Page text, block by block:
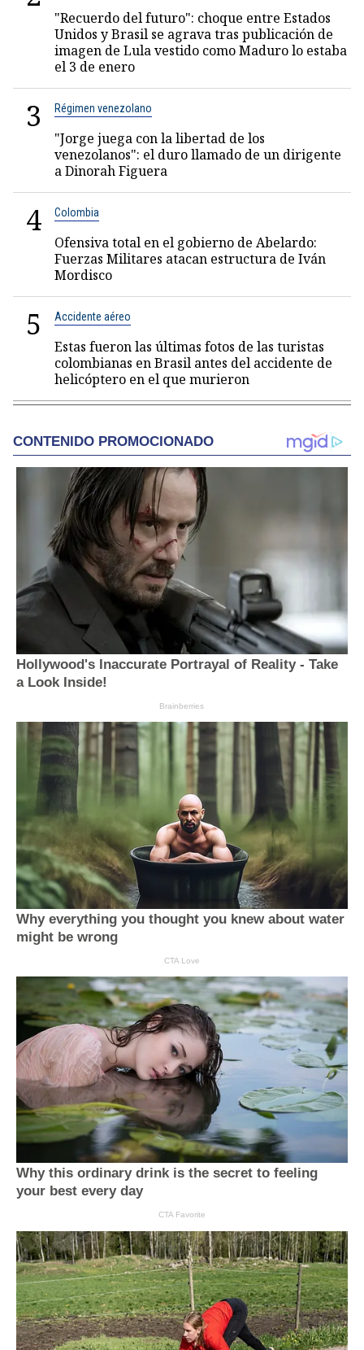
"Recuerdo del futuro": choque entre Estados
Unidos y Brasil se agrava tras publicación de
imagen de Lula vestido como Maduro lo estaba
el 3 de enero
3 Régimen venezolano
"Jorge juega con la libertad de los
venezolanos": el duro llamado de un dirigente
a Dinorah Figuera
4 Colombia
Ofensiva total en el gobierno de Abelardo:
Fuerzas Militares atacan estructura de Iván
Mordisco
5 Accidente aéreo
Estas fueron las últimas fotos de las turistas
colombianas en Brasil antes del accidente de
helicóptero en el que murieron